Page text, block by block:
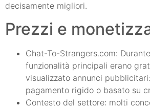
decisamente migliori.
Prezzi e
Chat-To-Strangers.com:
funzionalità principali erano
visualizzato annunci
pagamento rigido o basato su
Contesto del settore: molti